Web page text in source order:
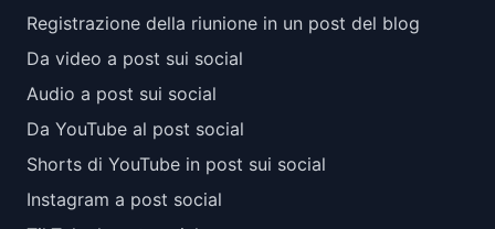
Registrazione della riunione in un post del blog
Da video a post sui social
Audio a post sui social
Da YouTube al post social
Shorts di YouTube in post sui social
Instagram a post social